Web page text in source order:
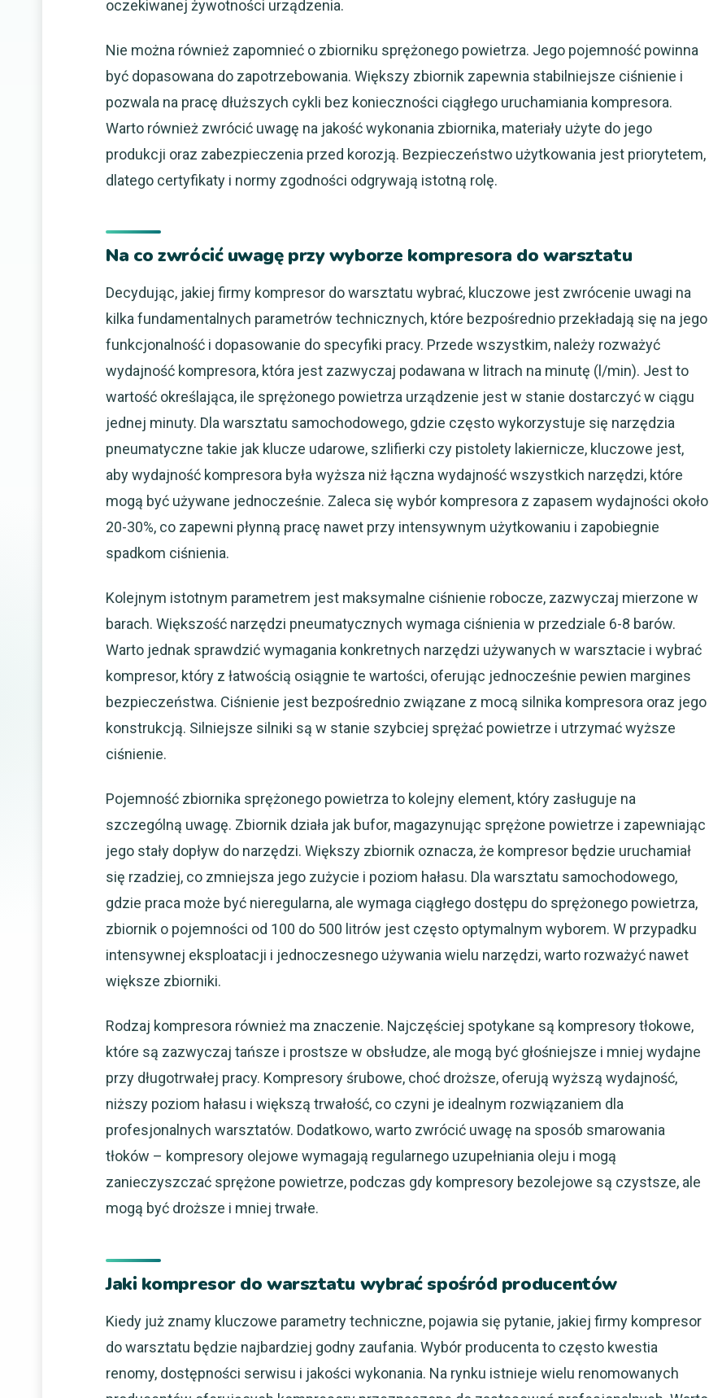
oczekiwanej żywotności urządzenia.
Nie można również zapomnieć o zbiorniku sprężonego powietrza. Jego pojemność powinna
być dopasowana do zapotrzebowania. Większy zbiornik zapewnia stabilniejsze ciśnienie i
pozwala na pracę dłuższych cykli bez konieczności ciągłego uruchamiania kompresora.
Warto również zwrócić uwagę na jakość wykonania zbiornika, materiały użyte do jego
produkcji oraz zabezpieczenia przed korozją. Bezpieczeństwo użytkowania jest priorytetem,
dlatego certyfikaty i normy zgodności odgrywają istotną rolę.
Na co zwrócić uwagę przy wyborze kompresora do warsztatu
Decydując, jakiej firmy kompresor do warsztatu wybrać, kluczowe jest zwrócenie uwagi na
kilka fundamentalnych parametrów technicznych, które bezpośrednio przekładają się na jego
funkcjonalność i dopasowanie do specyfiki pracy. Przede wszystkim, należy rozważyć
wydajność kompresora, która jest zazwyczaj podawana w litrach na minutę (l/min). Jest to
wartość określająca, ile sprężonego powietrza urządzenie jest w stanie dostarczyć w ciągu
jednej minuty. Dla warsztatu samochodowego, gdzie często wykorzystuje się narzędzia
pneumatyczne takie jak klucze udarowe, szlifierki czy pistolety lakiernicze, kluczowe jest,
aby wydajność kompresora była wyższa niż łączna wydajność wszystkich narzędzi, które
mogą być używane jednocześnie. Zaleca się wybór kompresora z zapasem wydajności około
20-30%, co zapewni płynną pracę nawet przy intensywnym użytkowaniu i zapobiegnie
spadkom ciśnienia.
Kolejnym istotnym parametrem jest maksymalne ciśnienie robocze, zazwyczaj mierzone w
barach. Większość narzędzi pneumatycznych wymaga ciśnienia w przedziale 6-8 barów.
Warto jednak sprawdzić wymagania konkretnych narzędzi używanych w warsztacie i wybrać
kompresor, który z łatwością osiągnie te wartości, oferując jednocześnie pewien margines
bezpieczeństwa. Ciśnienie jest bezpośrednio związane z mocą silnika kompresora oraz jego
konstrukcją. Silniejsze silniki są w stanie szybciej sprężać powietrze i utrzymać wyższe
ciśnienie.
Pojemność zbiornika sprężonego powietrza to kolejny element, który zasługuje na
szczególną uwagę. Zbiornik działa jak bufor, magazynując sprężone powietrze i zapewniając
jego stały dopływ do narzędzi. Większy zbiornik oznacza, że kompresor będzie uruchamiał
się rzadziej, co zmniejsza jego zużycie i poziom hałasu. Dla warsztatu samochodowego,
gdzie praca może być nieregularna, ale wymaga ciągłego dostępu do sprężonego powietrza,
zbiornik o pojemności od 100 do 500 litrów jest często optymalnym wyborem. W przypadku
intensywnej eksploatacji i jednoczesnego używania wielu narzędzi, warto rozważyć nawet
większe zbiorniki.
Rodzaj kompresora również ma znaczenie. Najczęściej spotykane są kompresory tłokowe,
które są zazwyczaj tańsze i prostsze w obsłudze, ale mogą być głośniejsze i mniej wydajne
przy długotrwałej pracy. Kompresory śrubowe, choć droższe, oferują wyższą wydajność,
niższy poziom hałasu i większą trwałość, co czyni je idealnym rozwiązaniem dla
profesjonalnych warsztatów. Dodatkowo, warto zwrócić uwagę na sposób smarowania
tłoków – kompresory olejowe wymagają regularnego uzupełniania oleju i mogą
zanieczyszczać sprężone powietrze, podczas gdy kompresory bezolejowe są czystsze, ale
mogą być droższe i mniej trwałe.
Jaki kompresor do warsztatu wybrać spośród producentów
Kiedy już znamy kluczowe parametry techniczne, pojawia się pytanie, jakiej firmy kompresor
do warsztatu będzie najbardziej godny zaufania. Wybór producenta to często kwestia
renomy, dostępności serwisu i jakości wykonania. Na rynku istnieje wielu renomowanych